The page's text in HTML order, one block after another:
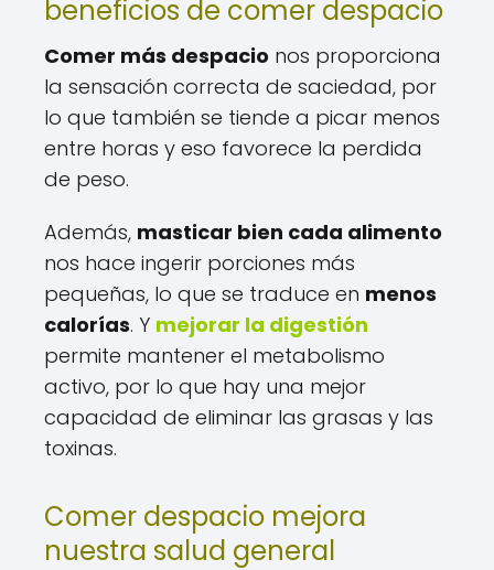
beneficios de comer despacio
Comer más despacio nos proporciona
la sensación correcta de saciedad, por
lo que también se tiende a picar menos
entre horas y eso favorece la perdida
de peso.
Además, masticar bien cada alimento
nos hace ingerir porciones más
pequeñas, lo que se traduce en menos
calorías. Y mejorar la digestión
permite mantener el metabolismo
activo, por lo que hay una mejor
capacidad de eliminar las grasas y las
toxinas.
Comer despacio mejora
nuestra salud general